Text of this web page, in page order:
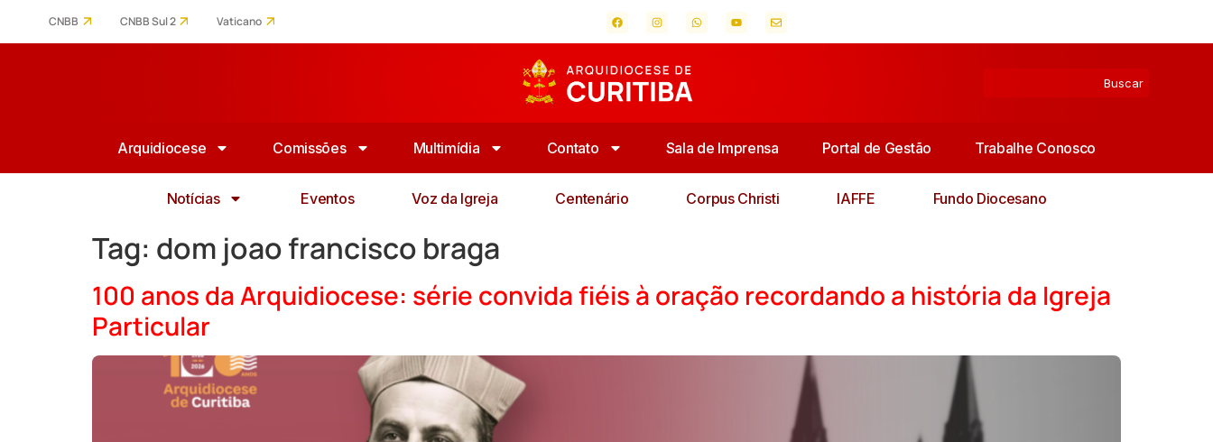
CNBB CNBB Sul 2 Vaticano
Arquidiocese Comissões Multimídia Contato Sala de Imprensa Portal de Gestão Trabalhe Conosco
Notícias Eventos Voz da Igreja Centenário Corpus Christi IAFFE Fundo Diocesano
Tag: dom joao francisco braga
100 anos da Arquidiocese: série convida fiéis à oração recordando a história da Igreja
Particular